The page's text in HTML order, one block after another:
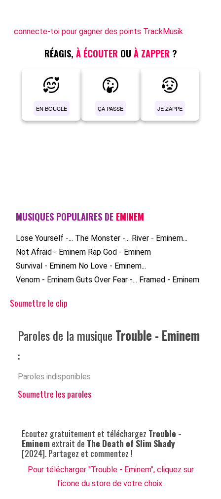
connecte-toi pour gagner des points TrackMusik
RÉAGIS, À ÉCOUTER OU À ZAPPER ?
EN BOUCLE ÇA PASSE JE ZAPPE
MUSIQUES POPULAIRES DE EMINEM
Lose Yourself -... The Monster -... River - Eminem...
Not Afraid - Eminem Rap God - Eminem
Survival - Eminem No Love - Eminem...
Venom - Eminem Guts Over Fear -... Framed - Eminem
Soumettre le clip
Paroles de la musique Trouble - Eminem
:
Paroles indisponibles
Soumettre les paroles
Ecoutez gratuitement et téléchargez Trouble -
Eminemextrait de The Death of Slim Shady
[2024]. Partagez et commentez !
Pour télécharger "Trouble - Eminem", cliquez sur
l'icone du store de votre choix.